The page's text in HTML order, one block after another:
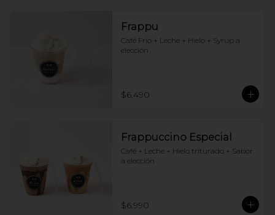
Frappu
Café Frio + Leche + Hielo + Syrup a
elección
$6.490
Frappuccino Especial
Café + Leche + Hielo triturado + Sabor
a elección
$6.990